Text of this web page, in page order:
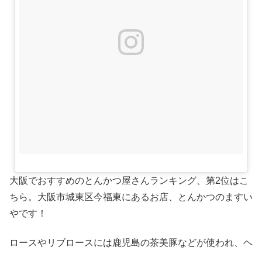
大阪でおすすめのとんかつ屋さんランキング、第2位はこ
ちら。大阪市城東区今福東にあるお店、とんかつのますい
やです！
ロースやリブロースには鹿児島の茶美豚などが使われ、ヘ